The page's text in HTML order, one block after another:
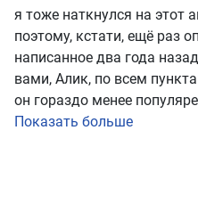
я тоже наткнулся на этот
поэтому, кстати, ещё раз
написанное два года
вами, Алик, по всем
он гораздо менее
Показать больше